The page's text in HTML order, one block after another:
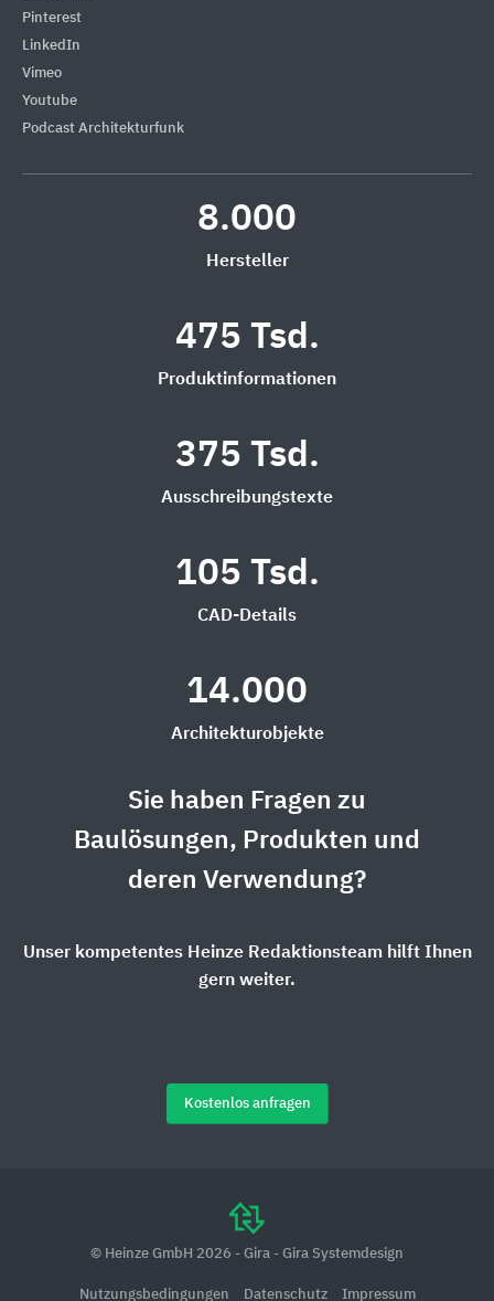
Pinterest
LinkedIn
Vimeo
Youtube
Podcast Architekturfunk
8.000
Hersteller
475 Tsd.
Produktinformationen
375 Tsd.
Ausschreibungstexte
105 Tsd.
CAD-Details
14.000
Architekturobjekte
Sie haben Fragen zu
Baulösungen, Produkten und
deren Verwendung?
Unser kompetentes Heinze Redaktionsteam hilft Ihnen
gern weiter.
Kostenlos anfragen
© Heinze GmbH 2026 - Gira - Gira Systemdesign
Nutzungsbedingungen Datenschutz Impressum